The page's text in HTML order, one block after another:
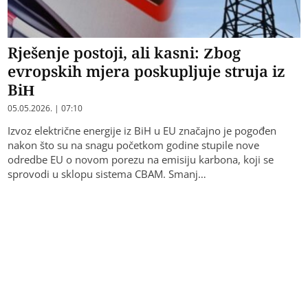
Rješenje postoji, ali kasni: Zbog
evropskih mjera poskupljuje struja iz
BiH
05.05.2026. | 07:10
Izvoz električne energije iz BiH u EU značajno je pogođen
nakon što su na snagu početkom godine stupile nove
odredbe EU o novom porezu na emisiju karbona, koji se
sprovodi u sklopu sistema CBAM. Smanj…